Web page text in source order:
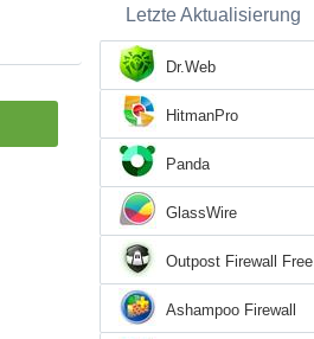
Letzte Aktualisierung
Dr.Web
HitmanPro
Panda
GlassWire
Outpost Firewall Free
Ashampoo Firewall